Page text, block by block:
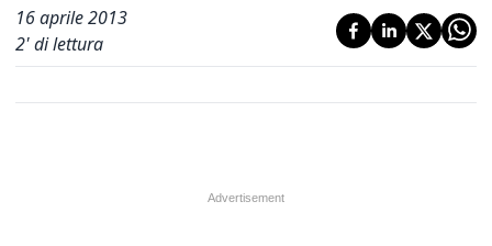
16 aprile 2013
2' di lettura